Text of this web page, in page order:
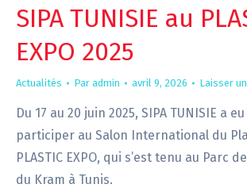
SIPA TUNISIE au
EXPO 2025
Actualités Par admin avril 9, 2026 Laisser
Du 17 au 20 juin 2025, SIPA TUNISIE a
participer au Salon International du
PLASTIC EXPO, qui s’est tenu au Parc
du Kram à Tunis.